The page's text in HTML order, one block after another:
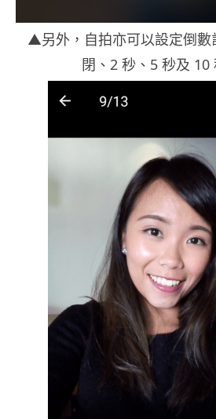
▲另外，自拍亦可以設定倒數
閉、2 秒、5 秒及 10